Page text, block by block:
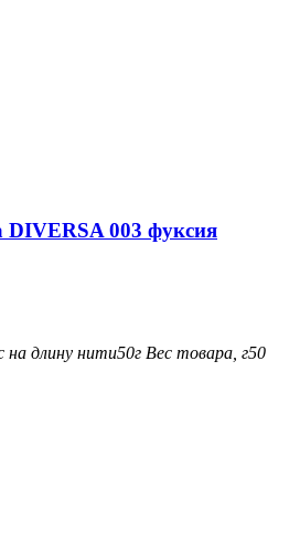
003 фуксия
на длину нити50г Вес товара, г50